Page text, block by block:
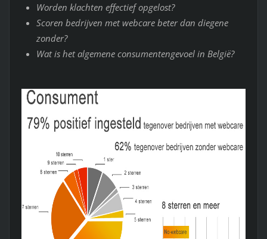
Worden klachten effectief opgelost?
Scoren bedrijven met webcare beter dan diegene
zonder?
Wat is het algemene consumentengevoel in België?